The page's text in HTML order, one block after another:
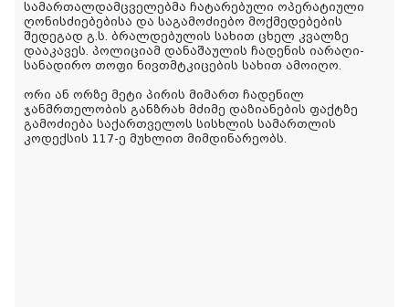
სამართალდამცველებმა ჩატარებული ოპერატიული
ღონისძიებებისა და საგამოძიებო მოქმედებების
შედეგად გ.ს. ბრალდებულის სახით ცხელ კვალზე
დააკავეს. პოლიციამ დანაშაულის ჩადენის იარაღი-
სანადირო თოფი ნივთმტკიცების სახით ამოიღო.
ორი ან ორზე მეტი პირის მიმართ ჩადენილ
ჯანმრთელობის განზრახ მძიმე დაზიანების ფაქტზე
გამოძიება საქართველოს სისხლის სამართლის
კოდექსის 117-ე მუხლით მიმდინარეობს.